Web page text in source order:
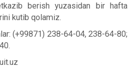
berish yuzasidan bir hafta
kutib qolamiz.
(+99871) 238-64-04, 238-64-80;